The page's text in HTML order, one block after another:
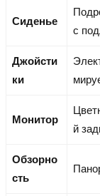
Сиденье
с
Джойсти
ки
Монитор
й
Обзорно
сть